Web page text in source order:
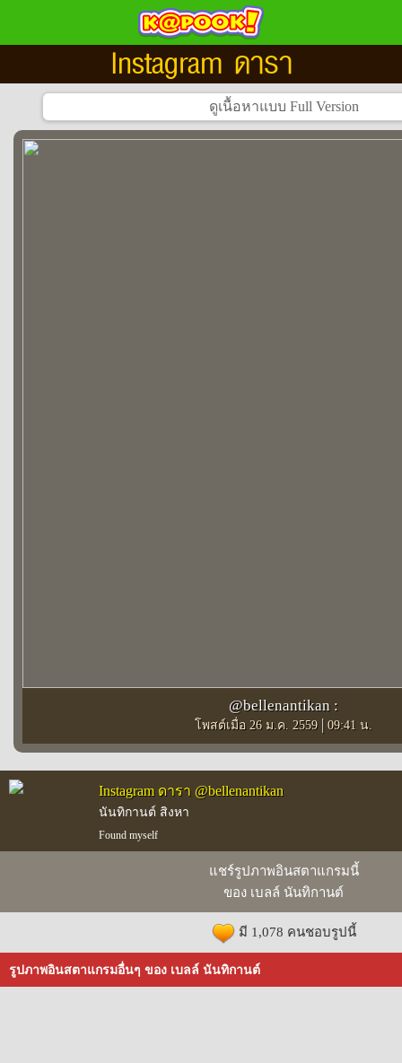
Instagram ดารา
@bellenantikan :
โพสต์เมื่อ 26 ม.ค. 2559 | 09:41 น.
Instagram ดารา @bellenantikan
นันทิกานต์ สิงหา
Found myself
แชร์รูปภาพอินสตาแกรมนี้
ของ เบลล์ นันทิกานต์
มี 1,078 คนชอบรูปนี้
รูปภาพอินสตาแกรมอื่นๆ ของ เบลล์ นันทิกานต์